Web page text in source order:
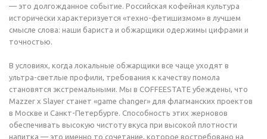
— это долгожданное событие. Российская кофейная культура
исторически характеризуется «техно-фетишизмом» в лучшем
смысле слова: наши бариста и обжарщики одержимы цифрами и
точностью.
В условиях, когда локальные обжарщики все чаще уходят в
ультра-светлые профили, требования к качеству помола
становятся экстремальными. Мы в COFFEESTATE убеждены, что
Mazzer x Slayer станет «game changer» для флагманских проектов
в Москве и Санкт-Петербурге. Способность этих жерновов
обеспечивать высокую чистоту вкуса при высокой плотности
напитка — это именно то сочетание, которое востребовано на